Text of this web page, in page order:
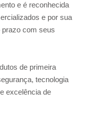
e é reconhecida
e por sua
prazo com seus
de primeira
tecnologia
excelência de